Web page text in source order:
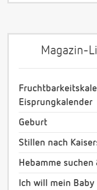
Magazin-
Eisprungkalender
Geburt
Stillen nach
Hebamme suchen
Ich will mein